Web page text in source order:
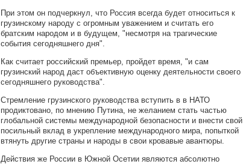
При этом он подчеркнул, что Россия всегда будет относиться к
грузинскому народу с огромным уважением и считать его
братским народом и в будущем, "несмотря на трагические
события сегодняшнего дня".
Как считает российский премьер, пройдет время, "и сам
грузинский народ даст объективную оценку деятельности своего
сегодняшнего руководства".
Стремление грузинского руководства вступить в в НАТО
продиктовано, по мнению Путина, не желанием стать частью
глобальной системы международной безопасности и внести свой
посильный вклад в укрепление международного мира, попыткой
втянуть другие страны и народы в свои кровавые авантюры.
Действия же России в Южной Осетии являются абсолютно